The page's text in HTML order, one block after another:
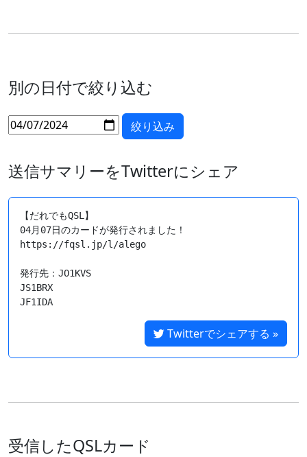
別の日付で絞り込む
送信サマリーをTwitterにシェア
【だれでもQSL】
04月07日のカードが発行されました！
https://fqsl.jp/l/alego
発行先：JO1KVS
JS1BRX
Twitterでシェアする »
受信したQSLカード